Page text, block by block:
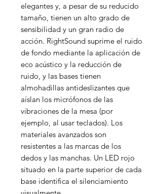
elegantes y, a pesar de su reducido
tamaño, tienen un alto grado de
sensibilidad y un gran radio de
acción. RightSound suprime el ruido
de fondo mediante la aplicación de
eco acústico y la reducción de
ruido, y las bases tienen
almohadillas antideslizantes que
aíslan los micrófonos de las
vibraciones de la mesa (por
ejemplo, al usar teclados). Los
materiales avanzados son
resistentes a las marcas de los
dedos y las manchas. Un LED rojo
situado en la parte superior de cada
base identifica el silenciamiento